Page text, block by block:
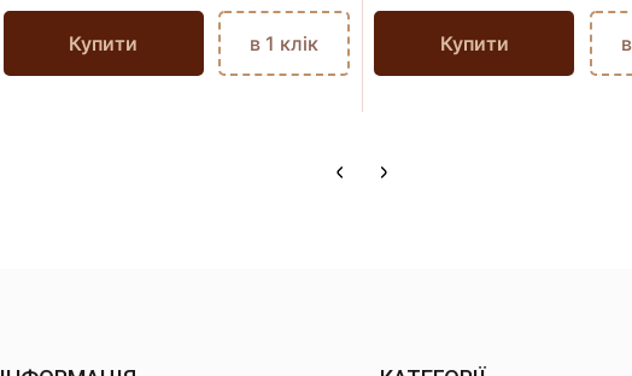
Купити в 1 клік Купити